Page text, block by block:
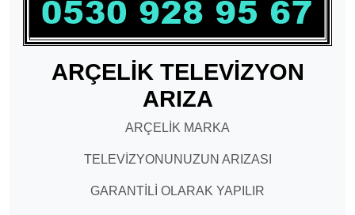
ARÇELİK TELEVİZYON
ARIZA
ARÇELİK MARKA
TELEVİZYONUNUZUN ARIZASI
GARANTİLİ OLARAK YAPILIR